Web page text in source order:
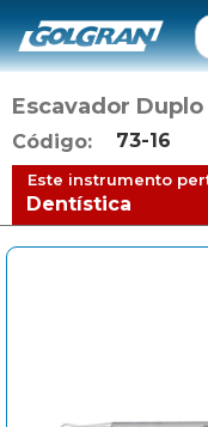
Escavador Duplo
Código: 73-16
Este instrumento
Dentística